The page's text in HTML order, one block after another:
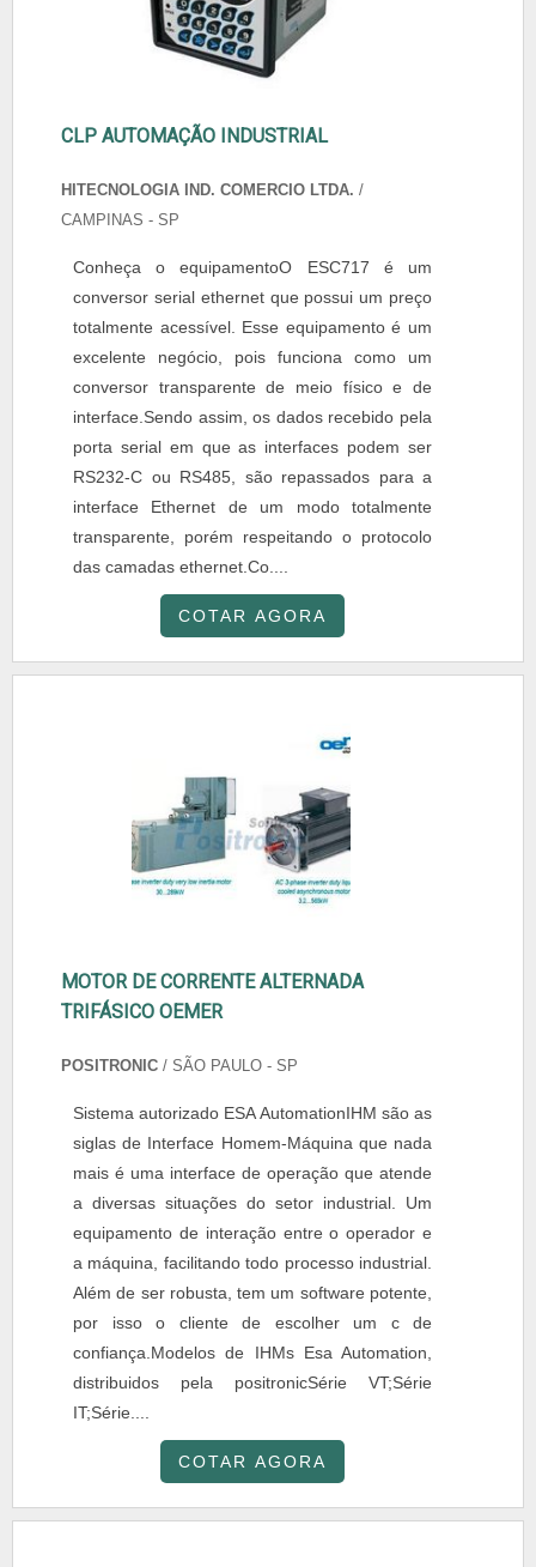
CLP AUTOMAÇÃO INDUSTRIAL
HITECNOLOGIA IND. COMERCIO LTDA. /
CAMPINAS - SP
Conheça o equipamentoO ESC717 é um
conversor serial ethernet que possui um preço
totalmente acessível. Esse equipamento é um
excelente negócio, pois funciona como um
conversor transparente de meio físico e de
interface.Sendo assim, os dados recebido pela
porta serial em que as interfaces podem ser
RS232-C ou RS485, são repassados para a
interface Ethernet de um modo totalmente
transparente, porém respeitando o protocolo
das camadas ethernet.Co....
COTAR AGORA
MOTOR DE CORRENTE ALTERNADA
TRIFÁSICO OEMER
POSITRONIC / SÃO PAULO - SP
Sistema autorizado ESA AutomationIHM são as
siglas de Interface Homem-Máquina que nada
mais é uma interface de operação que atende
a diversas situações do setor industrial. Um
equipamento de interação entre o operador e
a máquina, facilitando todo processo industrial.
Além de ser robusta, tem um software potente,
por isso o cliente de escolher um c de
confiança.Modelos de IHMs Esa Automation,
distribuidos pela positronicSérie VT;Série
IT;Série....
COTAR AGORA